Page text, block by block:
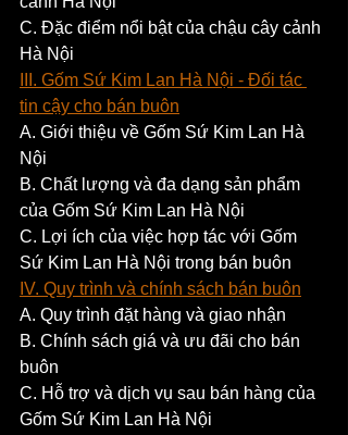
C. Đặc điểm nổi bật của chậu cây cảnh
Hà Nội
III. Gốm Sứ Kim Lan Hà Nội - Đối tác
tin cậy cho bán buôn
A. Giới thiệu về Gốm Sứ Kim Lan Hà
Nội
B. Chất lượng và đa dạng sản phẩm
của Gốm Sứ Kim Lan Hà Nội
C. Lợi ích của việc hợp tác với Gốm
Sứ Kim Lan Hà Nội trong bán buôn
IV. Quy trình và chính sách bán buôn
A. Quy trình đặt hàng và giao nhận
B. Chính sách giá và ưu đãi cho bán
buôn
C. Hỗ trợ và dịch vụ sau bán hàng của
Gốm Sứ Kim Lan Hà Nội